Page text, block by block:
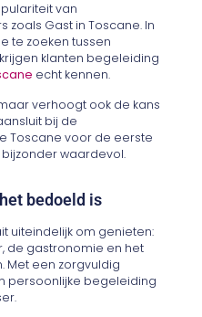
van
Gast in Toscane. In
te zoeken tussen
klanten begeleiding
echt kennen.
verhoogt ook de kans
bij de
Toscane voor de eerste
waardevol.
bedoeld is
uiteindelijk om genieten:
de gastronomie en het
Met een zorgvuldig
persoonlijke begeleiding